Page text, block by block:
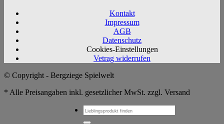
Kontakt
Impressum
AGB
Datenschutz
Cookies-Einstellungen
Vetrag widerrufen
© Copyright - Bergziege Spielwelt
* Alle Preisangaben inkl. gesetzlicher MwSt. zzgl. Versand
Suchen